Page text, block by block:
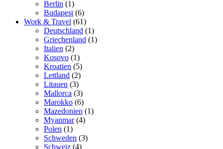
Berlin (1)
Budapest (6)
Work & Travel (61)
Deutschland (1)
Griechenland (1)
Italien (2)
Kosovo (1)
Kroatien (5)
Lettland (2)
Litauen (3)
Mallorca (3)
Marokko (6)
Mazedonien (1)
Myanmar(4)
Polen (1)
Schweden (3)
Schweiz (4)